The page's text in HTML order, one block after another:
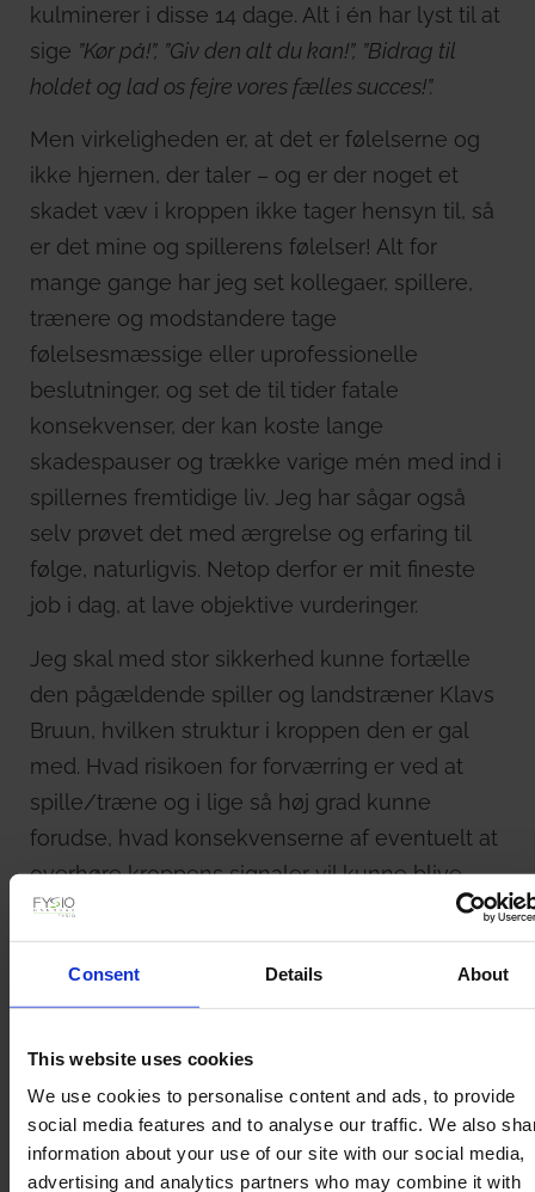
Consent Details About
This website uses cookies
We use cookies to personalise content and ads, to provide
social media features and to analyse our traffic. We also
information about your use of our site with our social media,
advertising and analytics partners who may combine it with
kulminerer i disse 14 dage. Alt i én har lyst til at
sige ”Kør på!”, ”Giv den alt du kan!”, ”Bidrag til
holdet og lad os fejre vores fælles succes!”.
Men virkeligheden er, at det er følelserne og
ikke hjernen, der taler – og er der noget et
skadet væv i kroppen ikke tager hensyn til, så
er det mine og spillerens følelser! Alt for
mange gange har jeg set kollegaer, spillere,
trænere og modstandere tage
følelsesmæssige eller uprofessionelle
beslutninger, og set de til tider fatale
konsekvenser, der kan koste lange
skadespauser og trække varige mén med ind i
spillernes fremtidige liv. Jeg har sågar også
selv prøvet det med ærgrelse og erfaring til
følge, naturligvis. Netop derfor er mit fineste
job i dag, at lave objektive vurderinger.
Jeg skal med stor sikkerhed kunne fortælle
den pågældende spiller og landstræner Klavs
Bruun, hvilken struktur i kroppen den er gal
med. Hvad risikoen for forværring er ved at
spille/træne og i lige så høj grad kunne
forudse, hvad konsekvenserne af eventuelt at
overhøre kroppens signaler vil kunne blive.
Med min anbefaling vil spilleren i samråd med
landstræner Klavs Bruun, kunne tage deres
efterfølgende.
Nogle gang vil jeg vurdere risikoen for
forværring til at være stor, men hvis